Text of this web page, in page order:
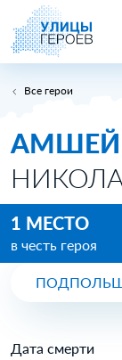
Все герои
АМШЕЙ
1 МЕСТО
в честь героя
Дата смерти